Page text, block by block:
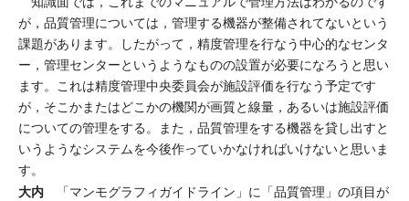
が，品質管理については，管理する機器が整備されてないという
課題があります。したがって，精度管理を行なう中心的なセンタ
ー，管理センターというようなものの設置が必要になろうと思い
ます。これは精度管理中央委員会が施設評価を行なう予定です
が，そこかまたはどこかの機関が画質と線量，あるいは施設評価
についての管理をする。また，品質管理をする機器を貸し出すと
いうようなシステムを今後作っていかなければいけないと思いま
す。
大内 「マンモグラフィガイドライン」に「品質管理」の項目が